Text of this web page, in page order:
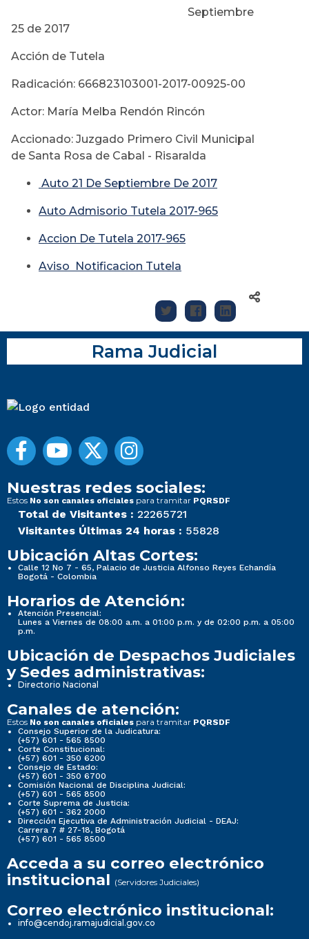
Septiembre
25 de 2017
Acción de Tutela
Radicación: 666823103001-2017-00925-00
Actor: María Melba Rendón Rincón
Accionado: Juzgado Primero Civil Municipal
de Santa Rosa de Cabal - Risaralda
Auto 21 De Septiembre De 2017
Auto Admisorio Tutela 2017-965
Accion De Tutela 2017-965
Aviso Notificacion Tutela
Rama Judicial
Nuestras redes sociales:
Estos No son canales oficiales para tramitar PQRSDF
Total de Visitantes : 22265721
Visitantes Últimas 24 horas : 55828
Ubicación Altas Cortes:
Calle 12 No 7 - 65, Palacio de Justicia Alfonso Reyes Echandía
Bogotá - Colombia
Horarios de Atención:
Atención Presencial:
Lunes a Viernes de 08:00 a.m. a 01:00 p.m. y de 02:00 p.m. a 05:00
p.m.
Ubicación de Despachos Judiciales
y Sedes administrativas:
Directorio Nacional
Canales de atención:
Estos No son canales oficiales para tramitar PQRSDF
Consejo Superior de la Judicatura:
(+57) 601 - 565 8500
Corte Constitucional:
(+57) 601 - 350 6200
Consejo de Estado:
(+57) 601 - 350 6700
Comisión Nacional de Disciplina Judicial:
(+57) 601 - 565 8500
Corte Suprema de Justicia:
(+57) 601 - 362 2000
Dirección Ejecutiva de Administración Judicial - DEAJ:
Carrera 7 # 27-18, Bogotá
(+57) 601 - 565 8500
Acceda a su correo electrónico
institucional (Servidores Judiciales)
Correo electrónico institucional:
info@cendoj.ramajudicial.gov.co